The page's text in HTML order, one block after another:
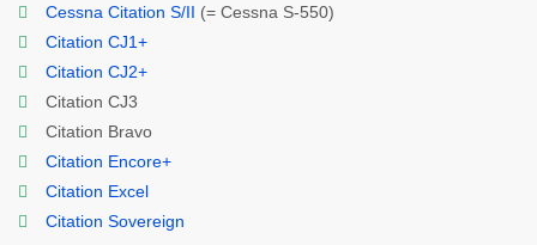
Cessna Citation S/II (= Cessna S-550)
Citation CJ1+
Citation CJ2+
Citation CJ3
Citation Bravo
Citation Encore+
Citation Excel
Citation Sovereign